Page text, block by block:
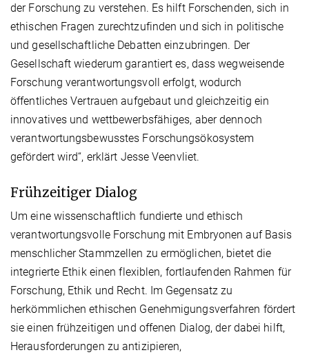
der Forschung zu verstehen. Es hilft Forschenden, sich in
ethischen Fragen zurechtzufinden und sich in politische
und gesellschaftliche Debatten einzubringen. Der
Gesellschaft wiederum garantiert es, dass wegweisende
Forschung verantwortungsvoll erfolgt, wodurch
öffentliches Vertrauen aufgebaut und gleichzeitig ein
innovatives und wettbewerbsfähiges, aber dennoch
verantwortungsbewusstes Forschungsökosystem
gefördert wird“, erklärt Jesse Veenvliet.
Frühzeitiger Dialog
Um eine wissenschaftlich fundierte und ethisch
verantwortungsvolle Forschung mit Embryonen auf Basis
menschlicher Stammzellen zu ermöglichen, bietet die
integrierte Ethik einen flexiblen, fortlaufenden Rahmen für
Forschung, Ethik und Recht. Im Gegensatz zu
herkömmlichen ethischen Genehmigungsverfahren fördert
sie einen frühzeitigen und offenen Dialog, der dabei hilft,
Herausforderungen zu antizipieren,